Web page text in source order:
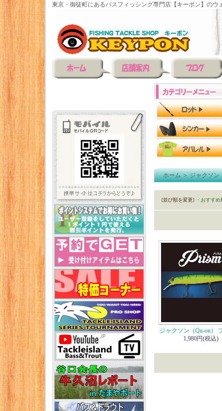
東京・御徒町にあるバスフィッシング専門店【キーポン】のウ
ホーム＞ジャクソン
[並び順を変更] ・おすすめ
ジャクソン（Qu-on）
1,980円(税込)